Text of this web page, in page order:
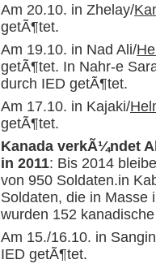
Am 20.10. in Zhelay/
getÃ¶tet.
Am 19.10. in Nad Ali/
getÃ¶tet. In Nahr-e
durch IED getÃ¶tet.
Am 17.10. in Kajaki/
getÃ¶tet.
Kanada verkÃ¼ndet
in 2011: Bis 2014
von 950 Soldaten.in
Soldaten, die in Masse
wurden 152
Am 15./16.10. in
IED getÃ¶tet.